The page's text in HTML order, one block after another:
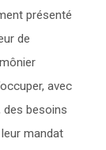
présenté
de
avec
des besoins
mandat